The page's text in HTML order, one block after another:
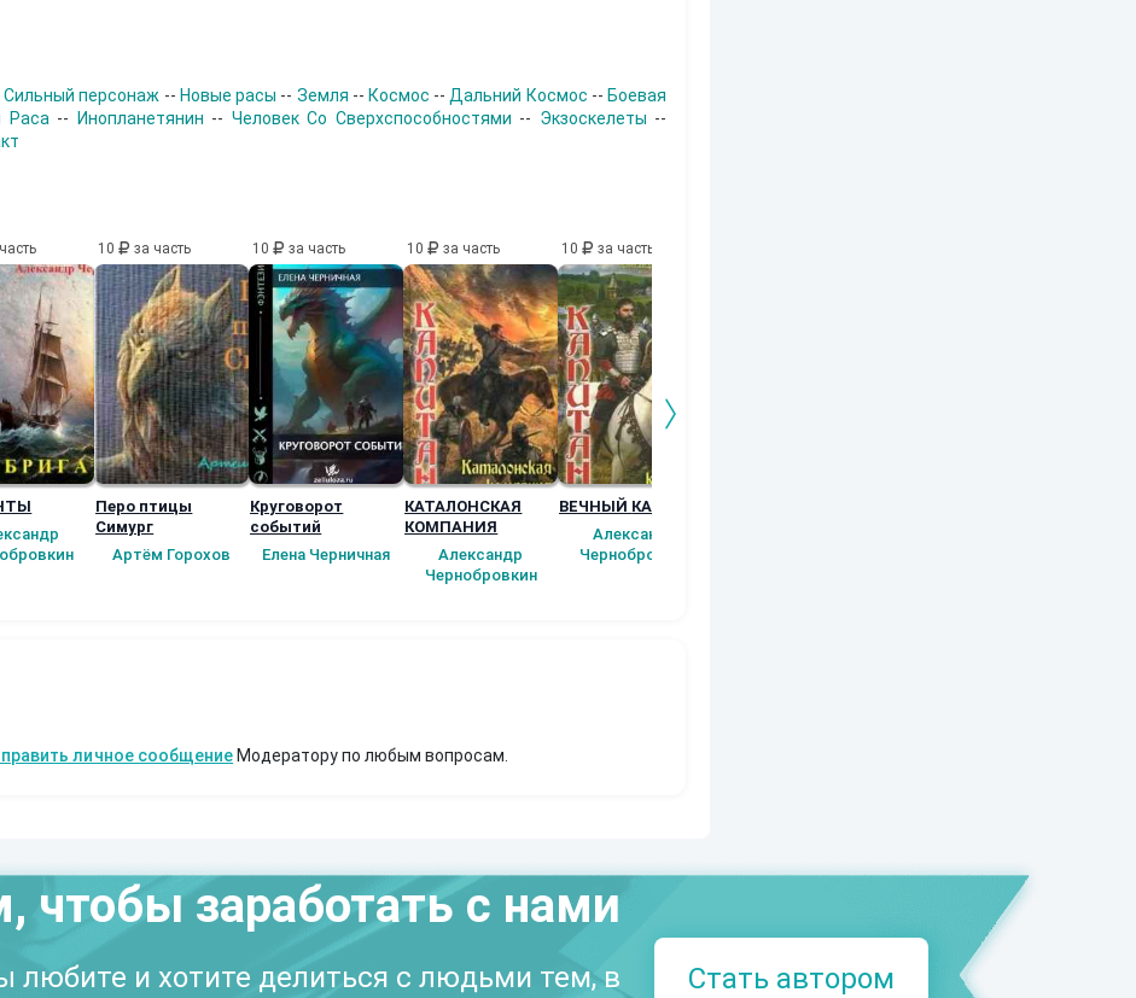
Сильный персонаж -- Новые расы -- Земля -- Космос -- Дальний Космос -- Боевая
Раса -- Инопланетянин -- Человек Со Сверхспособностями -- Экзоскелеты --
10 за часть
Перо птицы
Симург
Артём Горохов
10 за часть
Круговорот
событий
Елена Черничная
10 за часть
КАТАЛОНСКАЯ
КОМПАНИЯ
Александр
Чернобровкин
10 за часть
ВЕЧНЫЙ КАПИТАН
Александр
Чернобровкин
личное сообщение Модератору по любым вопросам.
чтобы заработать с нами
любите и хотите делиться с людьми тем, в Стать автором